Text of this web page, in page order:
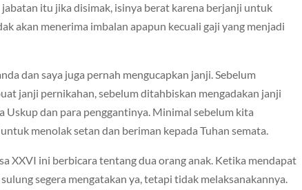
jabatan itu jika disimak, isinya berat karena berjanji untuk
akan menerima imbalan apapun kecuali gaji yang menjadi
dan saya juga pernah mengucapkan janji. Sebelum
janji pernikahan, sebelum ditahbiskan mengadakan janji
Uskup dan para penggantinya. Minimal sebelum kita
menolak setan dan beriman kepada Tuhan semata.
XXVI ini berbicara tentang dua orang anak. Ketika mendapat
segera mengatakan ya, tetapi tidak melaksanakannya.